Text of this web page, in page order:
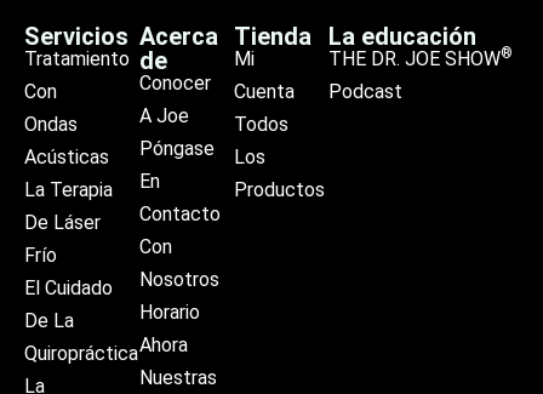
Servicios
Tratamiento
Con
Ondas
Acústicas
La Terapia
De Láser
Frío
El Cuidado
De La
Quiropráctica
La
Acerca
de
Conocer
A Joe
Póngase
En
Contacto
Con
Nosotros
Horario
Ahora
Nuestras
Tienda
Mi
Cuenta
Todos
Los
Productos
La educación
THE DR. JOE SHOW®
Podcast